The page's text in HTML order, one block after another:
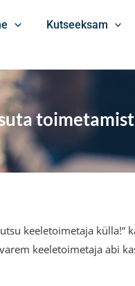
Kutseeksam
keeletoimetaja külla!“
keeletoimetaja abi